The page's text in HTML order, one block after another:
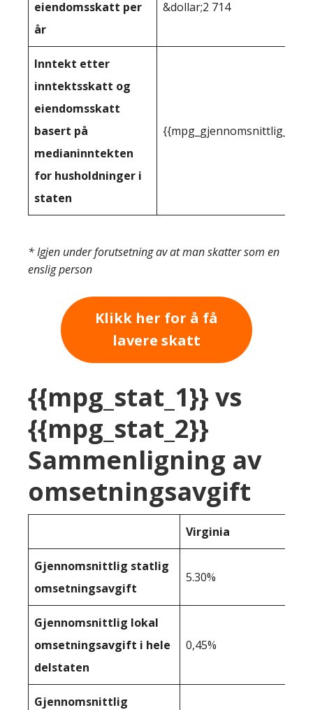
eiendomsskatt per
år
&dollar;2 714
Inntekt etter
inntektsskatt og
eiendomsskatt
basert på
medianinntekten
for husholdninger i
staten
* Igjen under forutsetning av at man skatter som en
enslig person
Klikk her for å få
lavere skatt
{{mpg_stat_1}} vs
{{mpg_stat_2}}
Sammenligning av
omsetningsavgift
Virginia
Gjennomsnittlig statlig
omsetningsavgift
5.30%
Gjennomsnittlig lokal
omsetningsavgift i hele
delstaten
0,45%
Gjennomsnittlig